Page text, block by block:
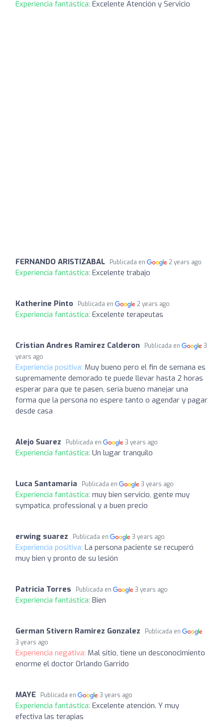
Experiencia fantástica: Excelente Atención y Servicio
FERNANDO ARISTIZABAL Publicada en 2 years ago
Experiencia fantástica: Excelente trabajo
Katherine Pinto Publicada en 2 years ago
Experiencia fantástica: Excelente terapeutas
Cristian Andres Ramirez Calderon Publicada en
3
years ago
Experiencia positiva: Muy bueno pero el fin de semana es
supremamente demorado te puede llevar hasta 2 horas
esperar para que te pasen, sería bueno manejar una
forma que la persona no espere tanto o agendar y pagar
desde casa
Alejo Suarez Publicada en 3 years ago
Experiencia fantástica: Un lugar tranquilo
Luca Santamaria Publicada en 3 years ago
Experiencia fantástica: muy bien servicio, gente muy
sympatica, professional y a buen precio
erwing suarez Publicada en 3 years ago
Experiencia positiva: La persona paciente se recuperó
muy bien y pronto de su lesión
Patricia Torres Publicada en 3 years ago
Experiencia fantástica: Bien
German Stivern Ramirez Gonzalez
Publicada en
3 years ago
Experiencia negativa: Mal sitio, tiene un desconocimiento
enorme el doctor Orlando Garrido
MAYE Publicada en 3 years ago
Experiencia fantástica: Excelente atención. Y muy
efectiva las terapias